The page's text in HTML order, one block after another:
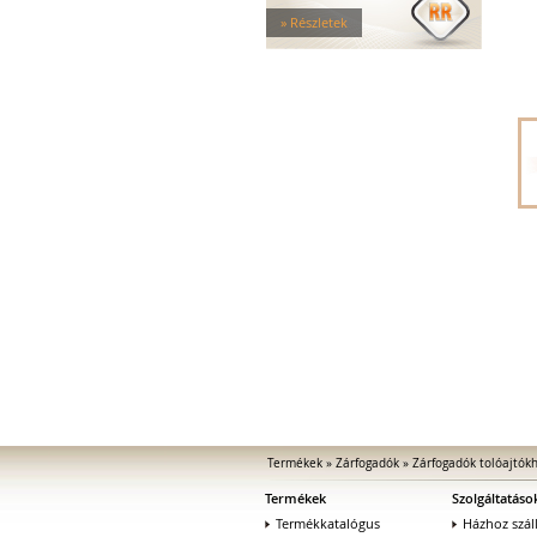
Tűzgátló zárfogadók
Nagy biztonságú zárfogadók
Zárfogadók üvegajtókhoz
» Részletek
Termékek» Zárfogadók» Zárfogadók
Termékek
Termékkatalógus
Házhoz